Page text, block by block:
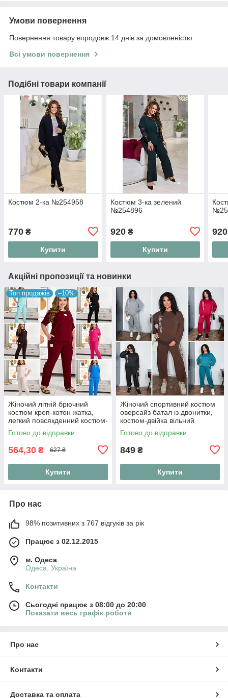
Умови повернення
Повернення товару впродовж 14 днів за домовленістю
Всі умови повернення
Подібні товари компанії
Костюм 2-ка №254958
770 ₴
Купити
Костюм 3-ка зелений
№254896
920₴
Купити
920
Акційні пропозиції та новинки
Топ продажів –10%
Жіночий літній брючний
костюм креп-котон жатка,
легкий повсякденний костюм-
двійка футболка та штани на
резинці "Linen Style"
Готово до відправки
564,30 ₴ 627 ₴
Купити
Жіночий спортивний костюм
оверсайз батал із двонитки,
костюм-двійка вільний
світшот та штани джогери
"Urban Ov
Готово до відправки
849 ₴
Купити
Про нас
98% позитивних з 767 відгуків за рік
Працює з 02.12.2015
м. Одеса
Одеса, Україна
Контакти
Сьогодні працює з 08:00 до 20:00
Показати весь графік роботи
Про нас
Контакти
Доставка та оплата